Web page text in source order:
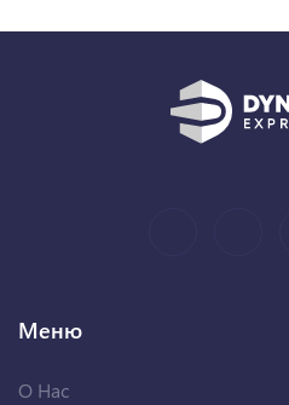
Меню
О Нас